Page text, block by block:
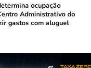
ocupação
Administrativo do
gastos com aluguel